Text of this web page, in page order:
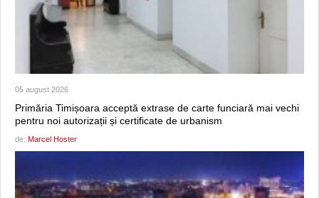
05 august 2026
Primăria Timișoara acceptă extrase de carte funciară mai vechi
pentru noi autorizații și certificate de urbanism
de: Marcel Hoster